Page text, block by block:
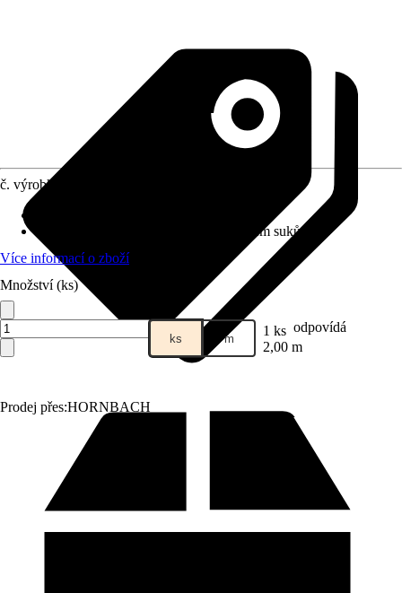
Prodej přes:HORNBACH
č. výrobku
S malým podílem suků
Více informací o zboží
Množství (ks)
ks m 1 ks odpovídá
2,00 m